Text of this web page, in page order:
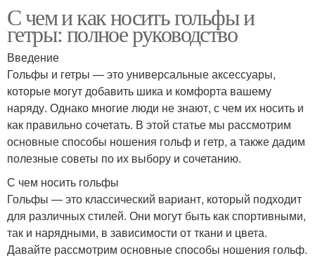
С чем и как носить гольфы и
гетры: полное руководство
Введение
Гольфы и гетры — это универсальные аксессуары,
которые могут добавить шика и комфорта вашему
наряду. Однако многие люди не знают, с чем их носить и
как правильно сочетать. В этой статье мы рассмотрим
основные способы ношения гольф и гетр, а также дадим
полезные советы по их выбору и сочетанию.
С чем носить гольфы
Гольфы — это классический вариант, который подходит
для различных стилей. Они могут быть как спортивными,
так и нарядными, в зависимости от ткани и цвета.
Давайте рассмотрим основные способы ношения гольф.